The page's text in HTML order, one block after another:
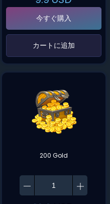
今すぐ購入
‌カートに追加‌
200 Gold